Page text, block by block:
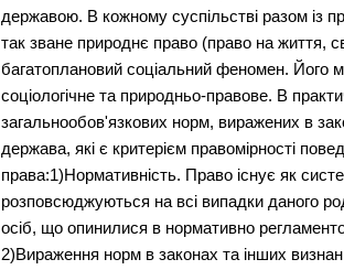
державою. В кожному суспільстві разом із
так зване природнє право (право на життя,
багатоплановий соціальний феномен. Його
соціологічне та природньо-правове. В
загальнообов'язкових норм, виражених в
держава, які є критерієм правомірності
права:1)Нормативність. Право існує як
розповсюджуються на всі випадки даного
осіб, що опинилися в нормативно
2)Вираження норм в законах та інших